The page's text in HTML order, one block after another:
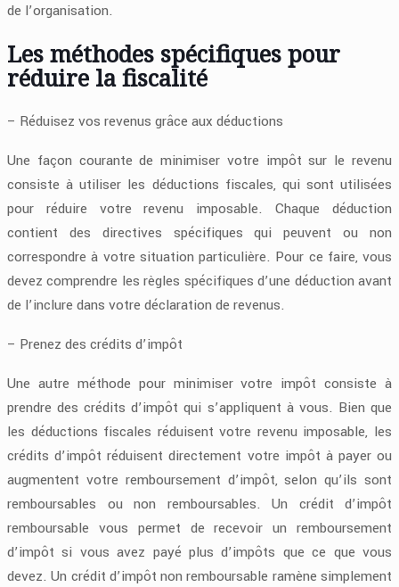
de l’organisation.
Les méthodes spécifiques pour
réduire la fiscalité
– Réduisez vos revenus grâce aux déductions
Une façon courante de minimiser votre impôt sur le revenu
consiste à utiliser les déductions fiscales, qui sont utilisées
pour réduire votre revenu imposable. Chaque déduction
contient des directives spécifiques qui peuvent ou non
correspondre à votre situation particulière. Pour ce faire, vous
devez comprendre les règles spécifiques d’une déduction avant
de l’inclure dans votre déclaration de revenus.
– Prenez des crédits d’impôt
Une autre méthode pour minimiser votre impôt consiste à
prendre des crédits d’impôt qui s’appliquent à vous. Bien que
les déductions fiscales réduisent votre revenu imposable, les
crédits d’impôt réduisent directement votre impôt à payer ou
augmentent votre remboursement d’impôt, selon qu’ils sont
remboursables ou non remboursables. Un crédit d’impôt
remboursable vous permet de recevoir un remboursement
d’impôt si vous avez payé plus d’impôts que ce que vous
devez. Un crédit d’impôt non remboursable ramène simplement